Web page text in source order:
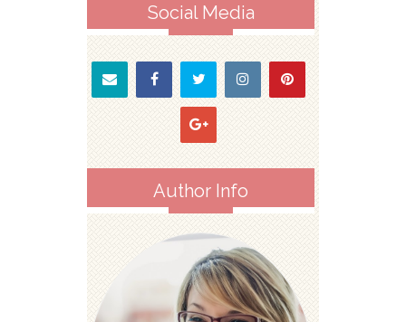
Social Media
Author Info